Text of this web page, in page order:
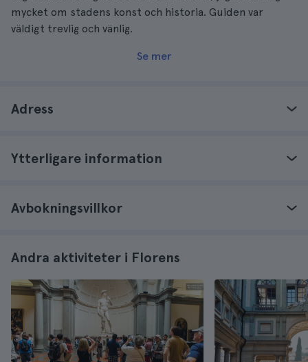
mycket om stadens konst och historia. Guiden var
väldigt trevlig och vänlig.
Se mer
Adress
Ytterligare information
Avbokningsvillkor
Andra aktiviteter i Florens